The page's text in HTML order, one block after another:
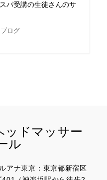
パ受講の生徒さんのサ
ブログ
アナ東京：東京都新宿区